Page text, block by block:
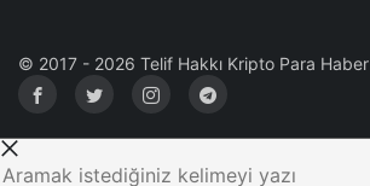
© 2017 - 2026 Telif Hakkı Kripto Para Haber